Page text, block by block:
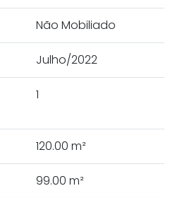
Não Mobiliado
Julho/2022
1
120.00 m²
99.00 m²